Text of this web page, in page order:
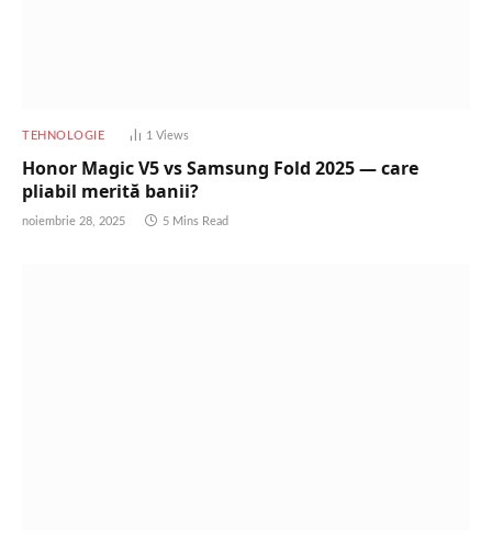
TEHNOLOGIE 1 Views
Honor Magic V5 vs Samsung Fold 2025 — care
pliabil merită banii?
noiembrie 28, 2025 5 Mins Read